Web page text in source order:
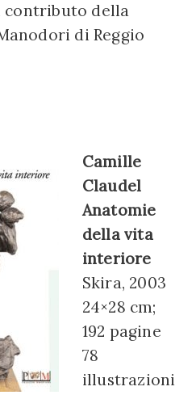
contributo della
di Reggio
Camille
Claudel
Anatomie
della vita
interiore
Skira, 2003
24×28 cm;
192 pagine
78
illustrazioni